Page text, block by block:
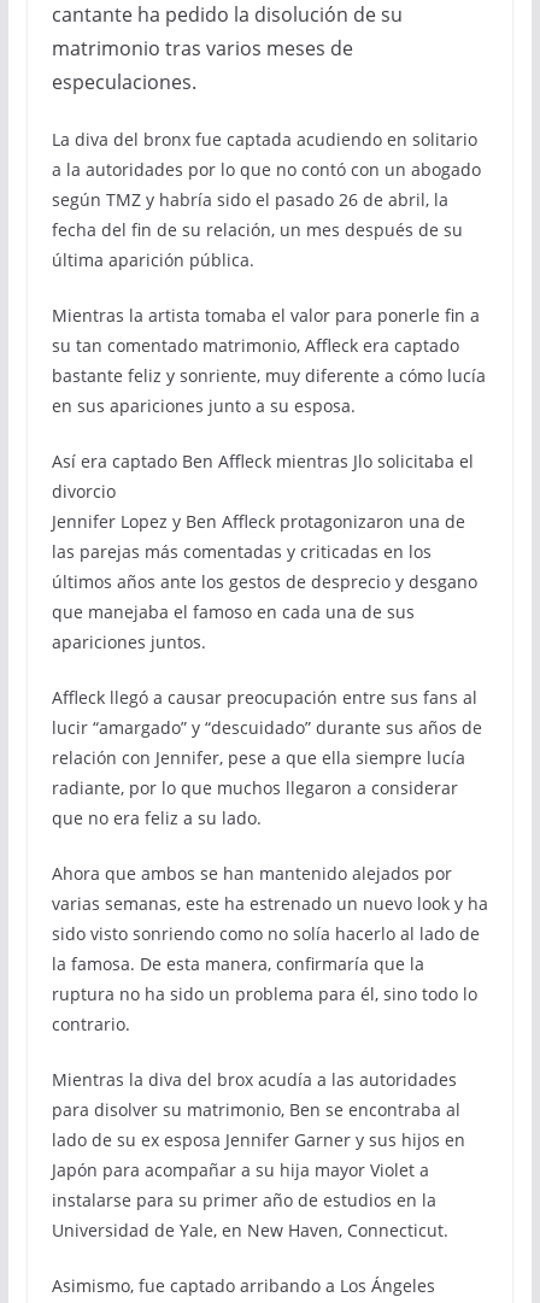
cantante ha pedido la disolución de su
matrimonio tras varios meses de
especulaciones.
La diva del bronx fue captada acudiendo en solitario
a la autoridades por lo que no contó con un abogado
según TMZ y habría sido el pasado 26 de abril, la
fecha del fin de su relación, un mes después de su
última aparición pública.
Mientras la artista tomaba el valor para ponerle fin a
su tan comentado matrimonio, Affleck era captado
bastante feliz y sonriente, muy diferente a cómo lucía
en sus apariciones junto a su esposa.
Así era captado Ben Affleck mientras Jlo solicitaba el
divorcio
Jennifer Lopez y Ben Affleck protagonizaron una de
las parejas más comentadas y criticadas en los
últimos años ante los gestos de desprecio y desgano
que manejaba el famoso en cada una de sus
apariciones juntos.
Affleck llegó a causar preocupación entre sus fans al
lucir “amargado” y “descuidado” durante sus años de
relación con Jennifer, pese a que ella siempre lucía
radiante, por lo que muchos llegaron a considerar
que no era feliz a su lado.
Ahora que ambos se han mantenido alejados por
varias semanas, este ha estrenado un nuevo look y ha
sido visto sonriendo como no solía hacerlo al lado de
la famosa. De esta manera, confirmaría que la
ruptura no ha sido un problema para él, sino todo lo
contrario.
Mientras la diva del brox acudía a las autoridades
para disolver su matrimonio, Ben se encontraba al
lado de su ex esposa Jennifer Garner y sus hijos en
Japón para acompañar a su hija mayor Violet a
instalarse para su primer año de estudios en la
Universidad de Yale, en New Haven, Connecticut.
Asimismo, fue captado arribando a Los Ángeles